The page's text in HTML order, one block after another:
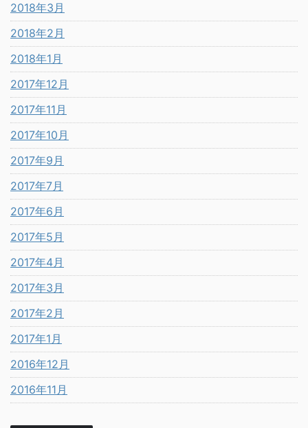
2018年3月
2018年2月
2018年1月
2017年12月
2017年11月
2017年10月
2017年9月
2017年7月
2017年6月
2017年5月
2017年4月
2017年3月
2017年2月
2017年1月
2016年12月
2016年11月